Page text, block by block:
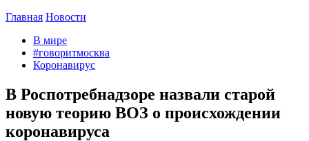
Главная Новости
В мире
#говоритмосква
Коронавирус
В Роспотребнадзоре назвали старой
новую теорию ВОЗ о происхождении
коронавируса